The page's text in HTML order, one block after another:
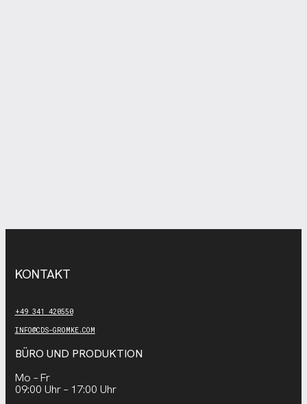
KONTAKT
+49 341 420550
INFO@CDS-GROMKE.COM
BÜRO UND PRODUKTION
Mo – Fr
09:00 Uhr – 17:00 Uhr